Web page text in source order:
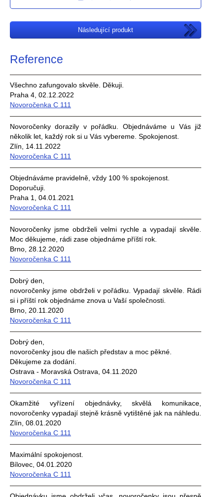
Následující produkt
Reference
Všechno zafungovalo skvěle. Děkuji.
Praha 4, 02.12.2022
Novoročenka C 111
Novoročenky dorazily v pořádku. Objednáváme u Vás již
několik let, každý rok si u Vás vybereme. Spokojenost.
Zlín, 14.11.2022
Novoročenka C 111
Objednáváme pravidelně, vždy 100 % spokojenost.
Doporučuji.
Praha 1, 04.01.2021
Novoročenka C 111
Novoročenky jsme obdrželi velmi rychle a vypadají skvěle.
Moc děkujeme, rádi zase objednáme příští rok.
Brno, 28.12.2020
Novoročenka C 111
Dobrý den,
novoročenky jsme obdrželi v pořádku. Vypadají skvěle. Rádi
si i příští rok objednáme znova u Vaší společnosti.
Brno, 20.11.2020
Novoročenka C 111
Dobrý den,
novoročenky jsou dle našich představ a moc pěkné.
Děkujeme za dodání.
Ostrava - Moravská Ostrava, 04.11.2020
Novoročenka C 111
Okamžité vyřízení objednávky, skvělá komunikace,
novoročenky vypadají stejně krásně vytištěné jak na náhledu.
Zlín, 08.01.2020
Novoročenka C 111
Maximální spokojenost.
Bílovec, 04.01.2020
Novoročenka C 111